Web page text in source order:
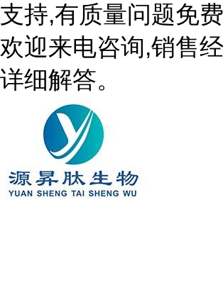
支持,有质量问题免
欢迎来电咨询,销售
详细解答。